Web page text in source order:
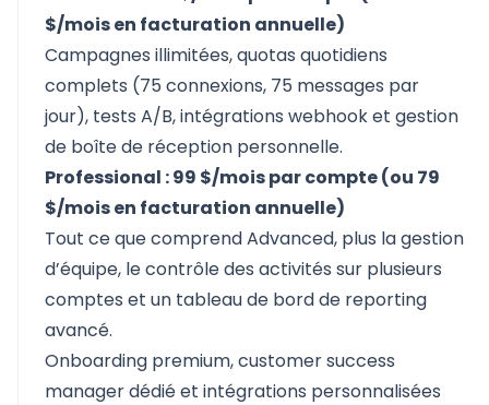
$/mois en facturation annuelle)
Campagnes illimitées, quotas quotidiens
complets (75 connexions, 75 messages par
jour), tests A/B, intégrations webhook et gestion
de boîte de réception personnelle.
Professional : 99 $/mois par compte (ou 79
$/mois en facturation annuelle)
Tout ce que comprend Advanced, plus la gestion
d’équipe, le contrôle des activités sur plusieurs
comptes et un tableau de bord de reporting
avancé.
Onboarding premium, customer success
manager dédié et intégrations personnalisées